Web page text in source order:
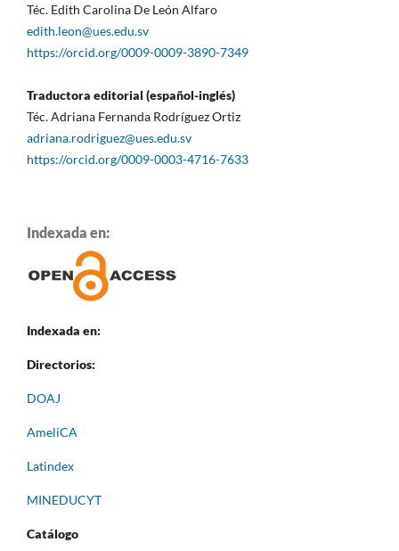
Téc. Edith Carolina De León Alfaro
edith.leon@ues.edu.sv
https://orcid.org/0009-0009-3890-7349
Traductora editorial (español-inglés)
Téc. Adriana Fernanda Rodríguez Ortiz
adriana.rodriguez@ues.edu.sv
https://orcid.org/0009-0003-4716-7633
Indexada en:
Indexada en:
Directorios:
DOAJ
AmeliCA
Latindex
MINEDUCYT
Catálogo